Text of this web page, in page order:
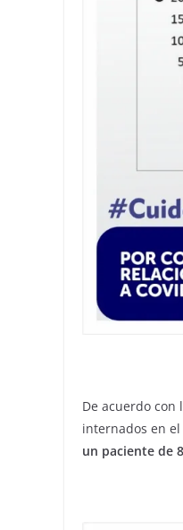
De acuerdo con
internados en
un paciente de